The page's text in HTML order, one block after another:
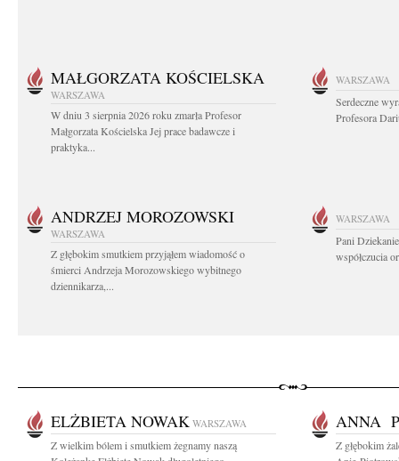
MAŁGORZATA KOŚCIELSKA
WARSZAWA
W dniu 3 sierpnia 2026 roku zmarła Profesor
Małgorzata Kościelska Jej prace badawcze i
praktyka...
WARSZAWA
Serdeczne
Profesora
ANDRZEJ MOROZOWSKI
WARSZAWA
Z głębokim smutkiem przyjąłem wiadomość o
śmierci Andrzeja Morozowskiego wybitnego
dziennikarza,...
WARSZAWA
Pani
współczucia
ELŻBIETA NOWAK WARSZAWA
Z wielkim bólem i smutkiem żegnamy naszą
ANNA
Z głębokim